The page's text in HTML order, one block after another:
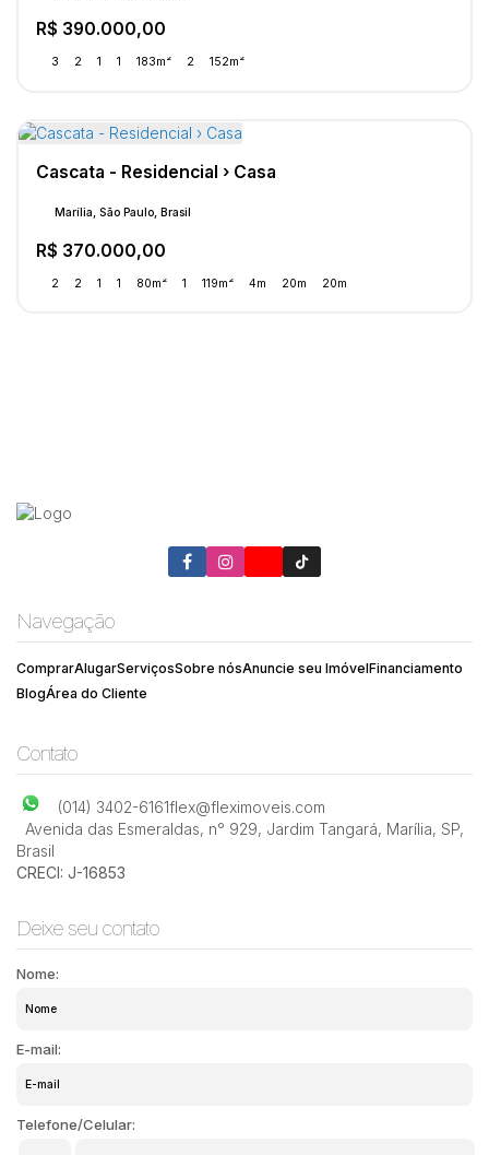
R$ 390.000,00
3 2 1 1 183m² 2 152m²
Cascata - Residencial › Casa
R$ 370.000,00
Marília, São Paulo, Brasil
2 2 1 1 80m² 1 119m² 4m 20m 20m
Navegação
ComprarAlugarServiçosSobre nósAnuncie seu ImóvelFinanciamento
BlogÁrea do Cliente
Contato
(014) 3402-6161flex@fleximoveis.com
Avenida das Esmeraldas, n° 929, Jardim Tangará, Marília, SP,
Brasil
CRECI: J-16853
Deixe seu contato
Nome:
E-mail:
Telefone/Celular: